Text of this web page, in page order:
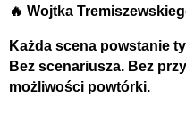
🔥 Wojtka
Każda scena powstanie
Bez scenariusza. Bez
możliwości powtórki.